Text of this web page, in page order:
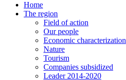
Home
The region
Field of action
Our people
Economic characterization
Nature
Tourism
Companies subsidized
Leader 2014-2020